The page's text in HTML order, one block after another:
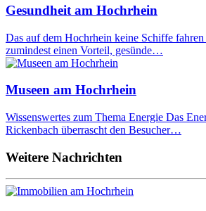
Gesundheit am Hochrhein
Das auf dem Hochrhein keine Schiffe
zumindest einen Vorteil, gesünde…
Museen am Hochrhein
Wissenswertes zum Thema Energie Das
Rickenbach überrascht den Besucher…
Weitere Nachrichten